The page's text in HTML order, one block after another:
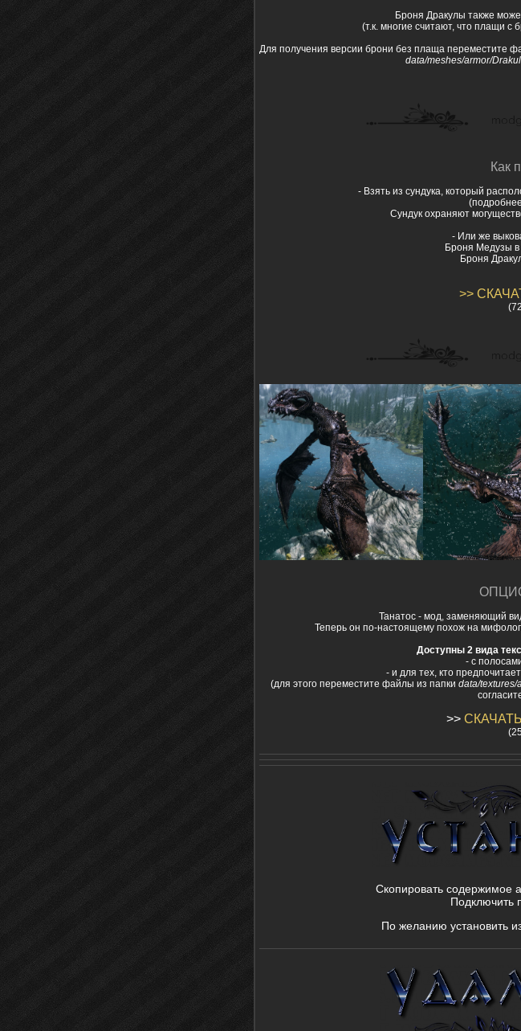
Броня Дракулы также
(т.к. многие считают, что плащи с
Для получения версии брони без плаща переместите
data/meshes/armor/
Как
- Взять из сундука, который
Сундук охраняют
- Или же
Броня Медузы в
Броня
>>
Танатос - мод, заменяющий
Теперь он по-настоящему похож на
Доступны 2 вида
- с
- и для тех, кто
(для этого переместите файлы из папки data/textures/
>>
Скопировать содержимое
Подключить
По желанию установить